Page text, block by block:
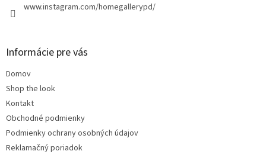
www.instagram.com/homegallerypd/
Informácie pre vás
Domov
Shop the look
Kontakt
Obchodné podmienky
Podmienky ochrany osobných údajov
Reklamačný poriadok